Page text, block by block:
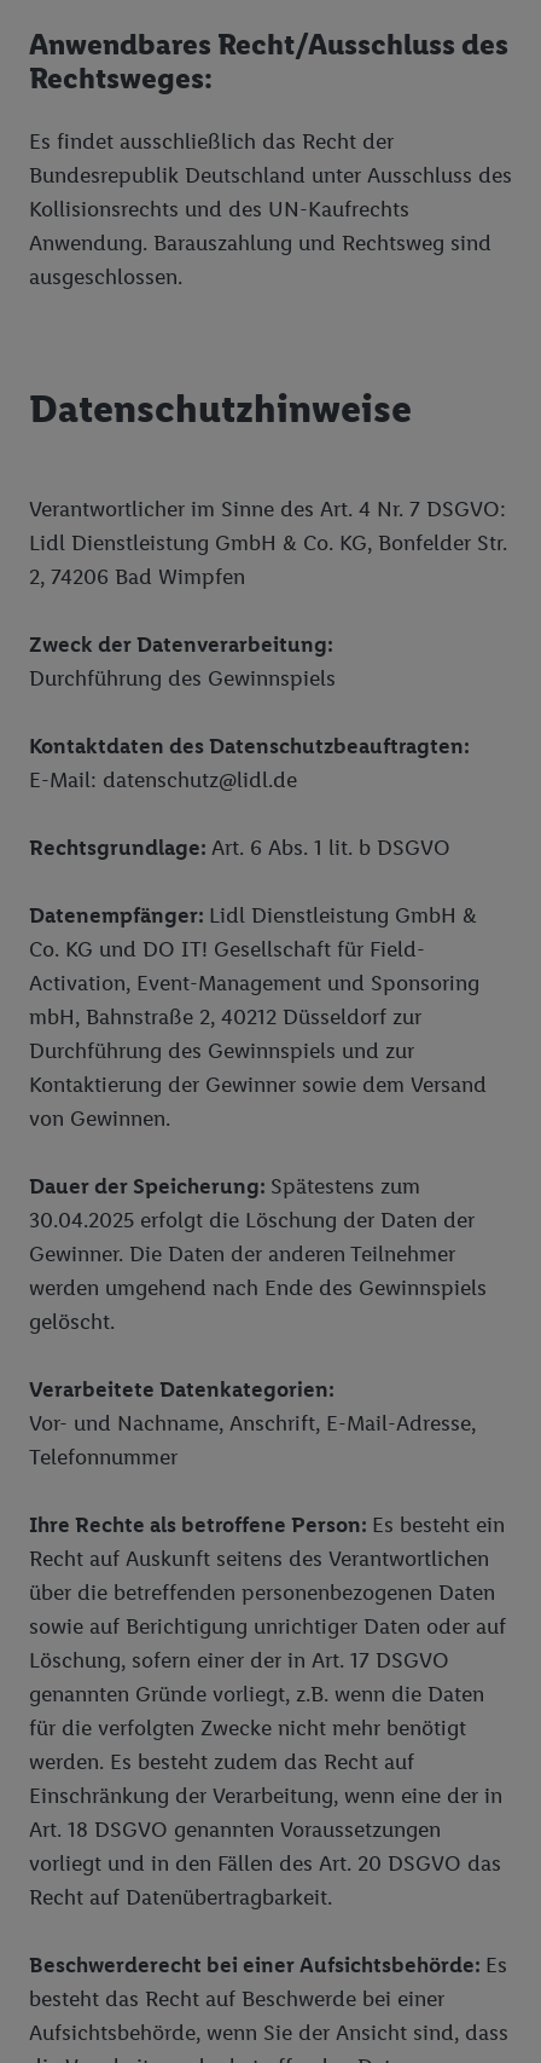
Anwendbares Recht/Ausschluss des
Rechtsweges:
Es findet ausschließlich das Recht der
Bundesrepublik Deutschland unter Ausschluss des
Kollisionsrechts und des UN-Kaufrechts
Anwendung. Barauszahlung und Rechtsweg sind
ausgeschlossen.
Datenschutzhinweise
Verantwortlicher im Sinne des Art. 4 Nr. 7 DSGVO:
Lidl Dienstleistung GmbH & Co. KG, Bonfelder Str.
2, 74206 Bad Wimpfen
Zweck der Datenverarbeitung:
Durchführung des Gewinnspiels
Kontaktdaten des Datenschutzbeauftragten:
E-Mail: datenschutz@lidl.de
Rechtsgrundlage: Art. 6 Abs. 1 lit. b DSGVO
Datenempfänger: Lidl Dienstleistung GmbH &
Co. KG und DO IT! Gesellschaft für Field-
Activation, Event-Management und Sponsoring
mbH, Bahnstraße 2, 40212 Düsseldorf zur
Durchführung des Gewinnspiels und zur
Kontaktierung der Gewinner sowie dem Versand
von Gewinnen.
Dauer der Speicherung: Spätestens zum
30.04.2025 erfolgt die Löschung der Daten der
Gewinner. Die Daten der anderen Teilnehmer
werden umgehend nach Ende des Gewinnspiels
gelöscht.
Verarbeitete Datenkategorien:
Vor- und Nachname, Anschrift, E-Mail-Adresse,
Telefonnummer
Ihre Rechte als betroffene Person: Es besteht ein
Recht auf Auskunft seitens des Verantwortlichen
über die betreffenden personenbezogenen Daten
sowie auf Berichtigung unrichtiger Daten oder auf
Löschung, sofern einer der in Art. 17 DSGVO
genannten Gründe vorliegt, z.B. wenn die Daten
für die verfolgten Zwecke nicht mehr benötigt
werden. Es besteht zudem das Recht auf
Einschränkung der Verarbeitung, wenn eine der in
Art. 18 DSGVO genannten Voraussetzungen
vorliegt und in den Fällen des Art. 20 DSGVO das
Recht auf Datenübertragbarkeit.
Beschwerderecht bei einer Aufsichtsbehörde: Es
besteht das Recht auf Beschwerde bei einer
Aufsichtsbehörde, wenn Sie der Ansicht sind, dass